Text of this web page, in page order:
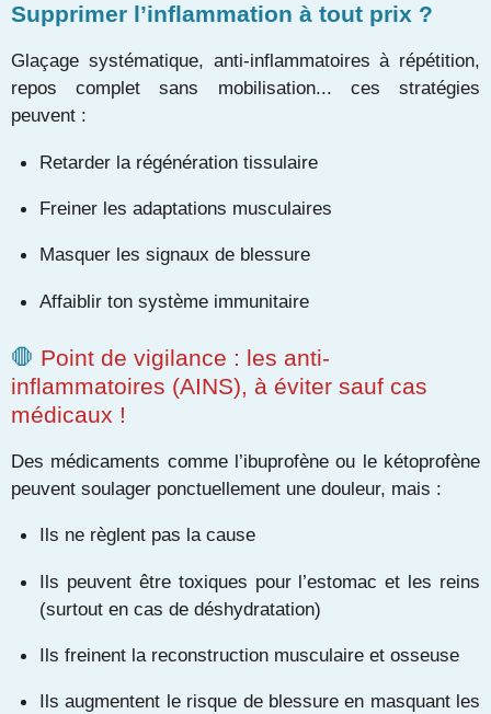
Supprimer l’inflammation à tout prix ?
Glaçage systématique, anti-inflammatoires à répétition,
repos complet sans mobilisation... ces stratégies
peuvent :
Retarder la régénération tissulaire
Freiner les adaptations musculaires
Masquer les signaux de blessure
Affaiblir ton système immunitaire
🛑 Point de vigilance : les anti-
inflammatoires (AINS), à éviter sauf cas
médicaux !
Des médicaments comme l’ibuprofène ou le kétoprofène
peuvent soulager ponctuellement une douleur, mais :
Ils ne règlent pas la cause
Ils peuvent être toxiques pour l’estomac et les reins
(surtout en cas de déshydratation)
Ils freinent la reconstruction musculaire et osseuse
Ils augmentent le risque de blessure en masquant les